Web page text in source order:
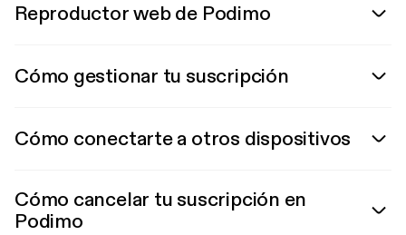
Reproductor web de Podimo
Cómo gestionar tu suscripción
Cómo conectarte a otros dispositivos
Cómo cancelar tu suscripción en
Podimo